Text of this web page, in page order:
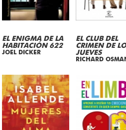
EL ENIGMA DE LA
HABITACIÓN 622
JOEL DICKER
EL CLUB DEL
CRIMEN DE
JUEVES
RICHARD